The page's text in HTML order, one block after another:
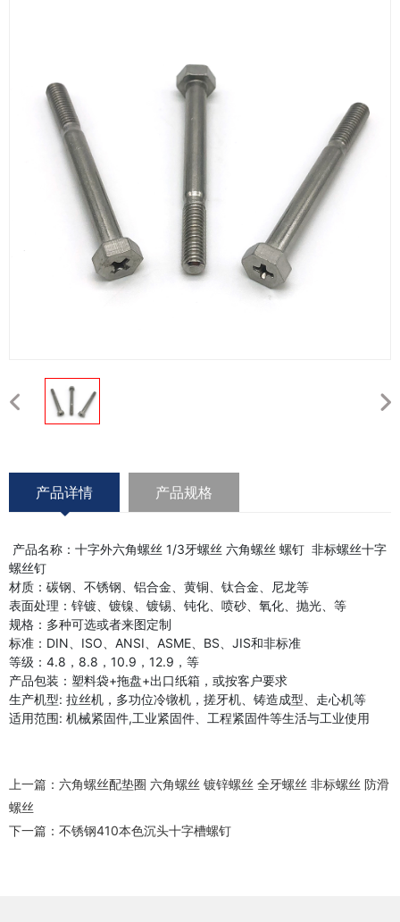
产品详情 产品规格
产品名称：十字外六角螺丝 1/3牙螺丝 六角螺丝 螺钉 非标螺丝十字
螺丝钉
材质：碳钢、不锈钢、铝合金、黄铜、钛合金、尼龙等
表面处理：锌镀、镀镍、镀锡、钝化、喷砂、氧化、抛光、等
规格：多种可选或者来图定制
标准：DIN、ISO、ANSI、ASME、BS、JIS和非标准
等级：4.8，8.8，10.9，12.9，等
产品包装：塑料袋+拖盘+出口纸箱，或按客户要求
生产机型: 拉丝机，多功位冷镦机，搓牙机、铸造成型、走心机等
适用范围: 机械紧固件,工业紧固件、工程紧固件等生活与工业使用
上一篇： 六角螺丝配垫圈 六角螺丝 镀锌螺丝 全牙螺丝 非标螺丝 防滑
螺丝
下一篇： 不锈钢410本色沉头十字槽螺钉